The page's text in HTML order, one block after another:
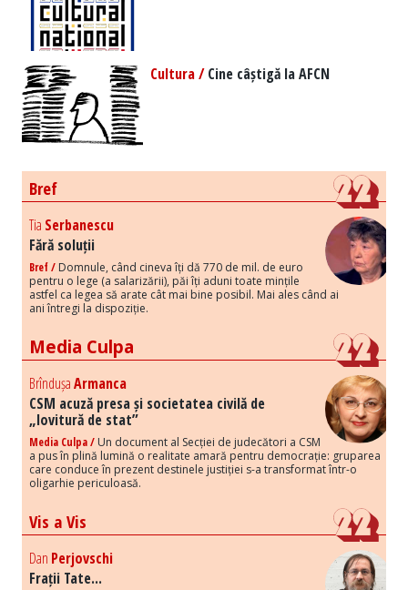
Cultura /Cine câștigă la AFCN
Bref
Tia Serbanescu
Fără soluții
Bref / Domnule, când cineva îți dă 770 de mil. de euro
pentru o lege (a salarizării), păi îți aduni toate mințile
astfel ca legea să arate cât mai bine posibil. Mai ales când ai
ani întregi la dispoziție.
Media Culpa
BrîndușaArmanca
CSM acuză presa și societatea civilă de
„lovitură de stat”
Media Culpa / Un document al Secției de judecători a CSM
a pus în plină lumină o realitate amară pentru democrație: gruparea
care conduce în prezent destinele justiției s-a transformat într-o
oligarhie periculoasă.
Vis a Vis
Dan Perjovschi
Frații Tate...